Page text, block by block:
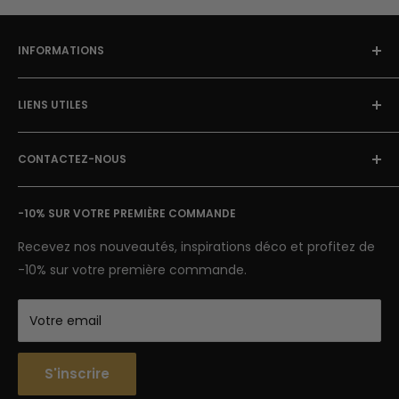
INFORMATIONS
À Propos
Blog Street Art
Politique de Retour
Mentions Légales & CGU
Conditions Générales de Vente
LIENS UTILES
FAQ
Avis clients
Suivi de colis
Nous contacter
CONTACTEZ-NOUS
E-mail: contact@street-art-galerie.com
7 jours sur 7
Semaine : 9h-18h | Week-end 9h-12h
-10% SUR VOTRE PREMIÈRE COMMANDE
Recevez nos nouveautés, inspirations déco et profitez de
-10% sur votre première commande.
Votre email
S'inscrire